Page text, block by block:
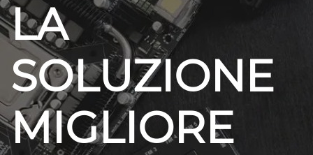
LA
SOLUZIONE
MIGLIORE